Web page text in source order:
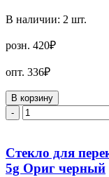
В наличии: 2 шт.
розн. 420₽
опт. 336₽
В корзину
-
Стекло для
5g Ориг черный